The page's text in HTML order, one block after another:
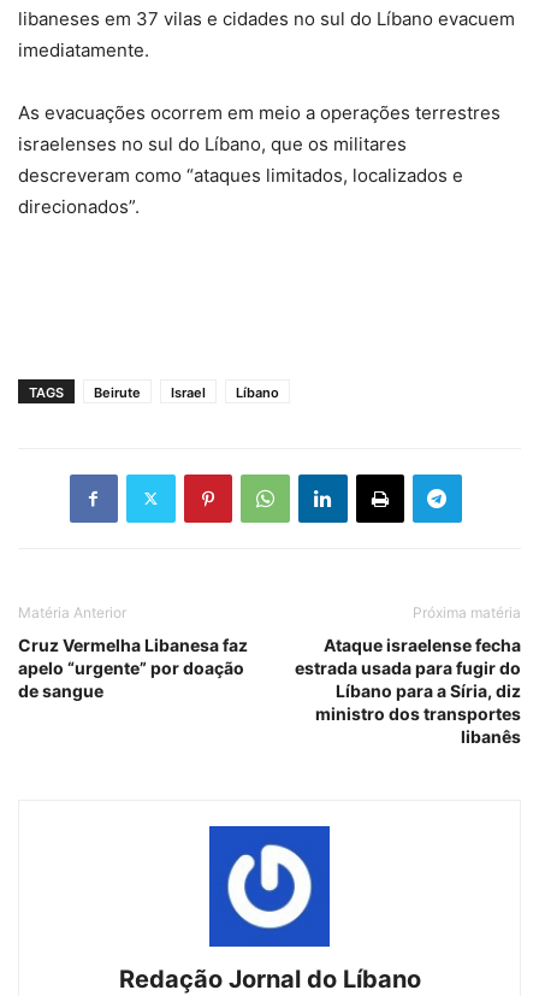
libaneses em 37 vilas e cidades no sul do Líbano evacuem
imediatamente.
As evacuações ocorrem em meio a operações terrestres
israelenses no sul do Líbano, que os militares
descreveram como “ataques limitados, localizados e
direcionados”.
TAGS Beirute Israel Líbano
Matéria Anterior
Cruz Vermelha Libanesa faz
apelo “urgente” por doação
de sangue
Próxima matéria
Ataque israelense fecha
estrada usada para fugir do
Líbano para a Síria, diz
ministro dos transportes
libanês
Redação Jornal do Líbano